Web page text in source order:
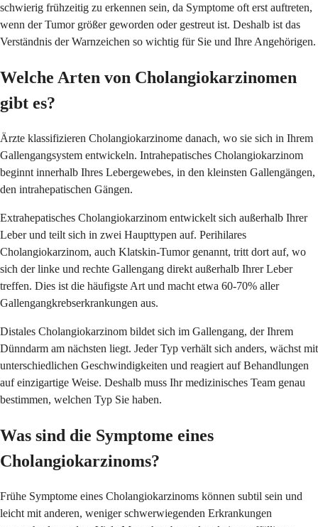
schwierig frühzeitig zu erkennen sein, da Symptome oft erst auftreten,
wenn der Tumor größer geworden oder gestreut ist. Deshalb ist das
Verständnis der Warnzeichen so wichtig für Sie und Ihre Angehörigen.
Welche Arten von Cholangiokarzinomen
gibt es?
Ärzte klassifizieren Cholangiokarzinome danach, wo sie sich in Ihrem
Gallengangsystem entwickeln. Intrahepatisches Cholangiokarzinom
beginnt innerhalb Ihres Lebergewebes, in den kleinsten Gallengängen,
den intrahepatischen Gängen.
Extrahepatisches Cholangiokarzinom entwickelt sich außerhalb Ihrer
Leber und teilt sich in zwei Haupttypen auf. Perihilares
Cholangiokarzinom, auch Klatskin-Tumor genannt, tritt dort auf, wo
sich der linke und rechte Gallengang direkt außerhalb Ihrer Leber
treffen. Dies ist die häufigste Art und macht etwa 60-70% aller
Gallengangkrebserkrankungen aus.
Distales Cholangiokarzinom bildet sich im Gallengang, der Ihrem
Dünndarm am nächsten liegt. Jeder Typ verhält sich anders, wächst mit
unterschiedlichen Geschwindigkeiten und reagiert auf Behandlungen
auf einzigartige Weise. Deshalb muss Ihr medizinisches Team genau
bestimmen, welchen Typ Sie haben.
Was sind die Symptome eines
Cholangiokarzinoms?
Frühe Symptome eines Cholangiokarzinoms können subtil sein und
leicht mit anderen, weniger schwerwiegenden Erkrankungen